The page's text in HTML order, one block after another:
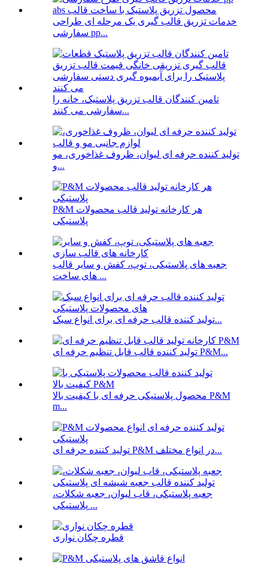
خدمات تزریق قالب گیری یک مرحله ای طراحی
سفارشی pp...
تامین کنندگان قالب تزریق پلاستیک، خانه را
سفارشی می کنند...
تولید کننده حرفه ای لیوان، ظروف غذاخوری، مو
و...
P&M هر کارخانه تولید قالب محصولات
پلاستیکی
جعبه های پلاستیکی، توپ، کفش و سایر قالب
های ساخت ...
تولید کننده قالب حرفه ای برای انواع سبک...
تولید کننده قالب قابل تنظیم حرفه ای P&M...
محصول پلاستیکی حرفه ای با کیفیت بالا P&M
m...
تولید کننده حرفه ای P&M در انواع مختلف...
جعبه پلاستیکی، قاب لیوان، جعبه شکلات،
پلاستیکی ...
قطره چکان نواری